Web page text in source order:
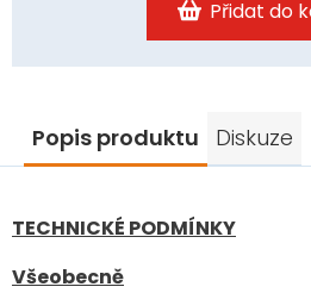
Přidat do
Popis produktu Diskuze
TECHNICKÉ PODMÍNKY
Všeobecně